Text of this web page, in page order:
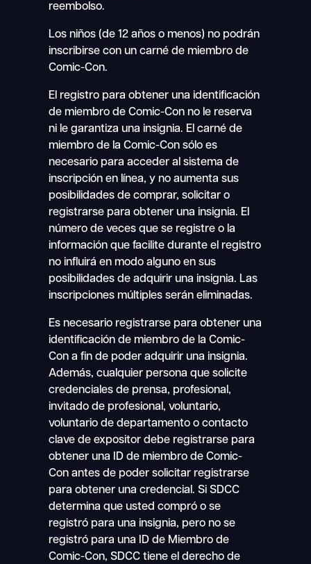
reembolso.
Los niños (de 12 años o menos) no podrán
inscribirse con un carné de miembro de
Comic-Con.
El registro para obtener una identificación
de miembro de Comic-Con no le reserva
ni le garantiza una insignia. El carné de
miembro de la Comic-Con sólo es
necesario para acceder al sistema de
inscripción en línea, y no aumenta sus
posibilidades de comprar, solicitar o
registrarse para obtener una insignia. El
número de veces que se registre o la
información que facilite durante el registro
no influirá en modo alguno en sus
posibilidades de adquirir una insignia. Las
inscripciones múltiples serán eliminadas.
Es necesario registrarse para obtener una
identificación de miembro de la Comic-
Con a fin de poder adquirir una insignia.
Además, cualquier persona que solicite
credenciales de prensa, profesional,
invitado de profesional, voluntario,
voluntario de departamento o contacto
clave de expositor debe registrarse para
obtener una ID de miembro de Comic-
Con antes de poder solicitar registrarse
para obtener una credencial. Si SDCC
determina que usted compró o se
registró para una insignia, pero no se
registró para una ID de Miembro de
Comic-Con, SDCC tiene el derecho de